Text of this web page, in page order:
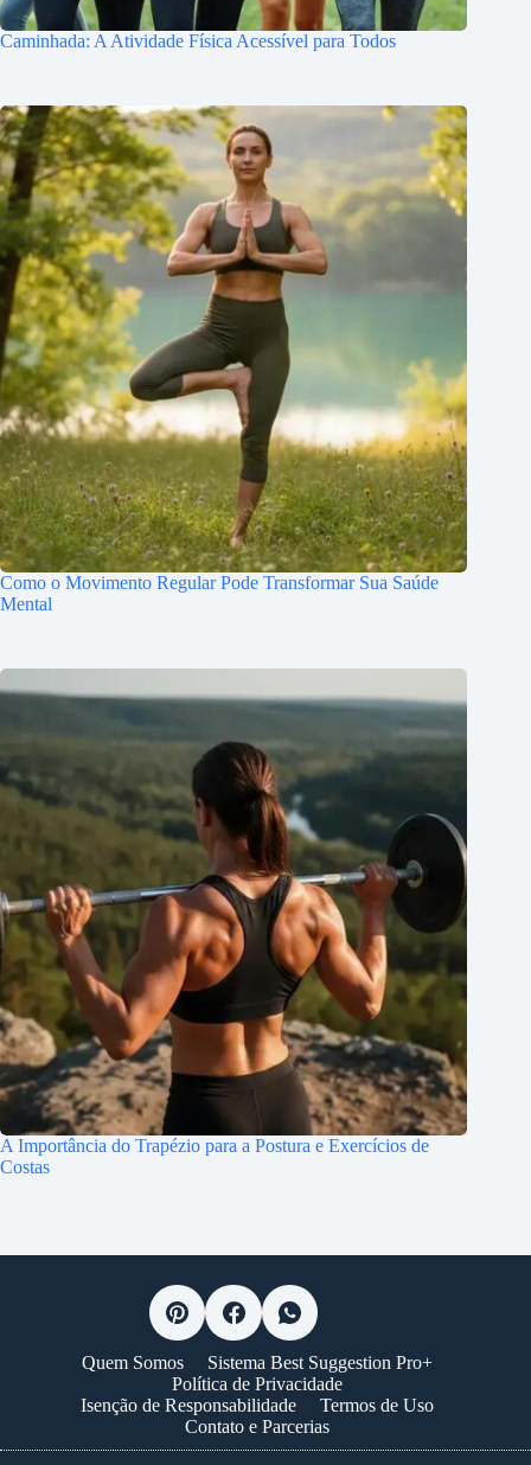
Caminhada: A Atividade Física Acessível para Todos
Como o Movimento Regular Pode Transformar Sua Saúde
Mental
A Importância do Trapézio para a Postura e Exercícios de
Costas
Quem Somos
Sistema Best Suggestion Pro+
Política de Privacidade
Isenção de Responsabilidade
Termos de Uso
Contato e Parcerias